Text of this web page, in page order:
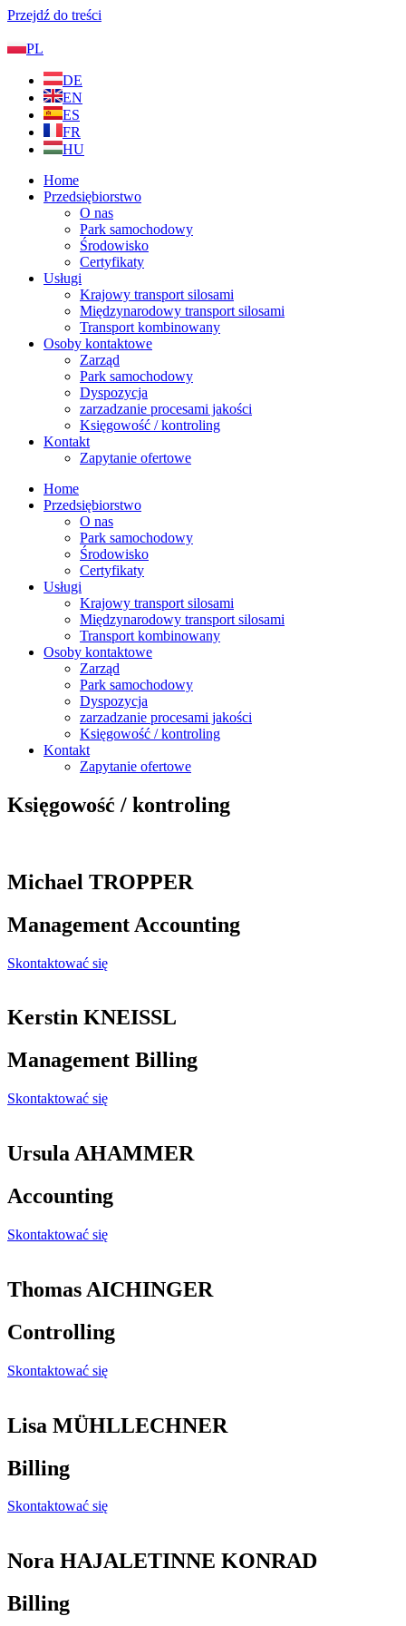
Przejdź do treści
PL
DE
EN
ES
FR
HU
Home
Przedsiębiorstwo
O nas
Park samochodowy
Środowisko
Certyfikaty
Usługi
Krajowy transport silosami
Międzynarodowy transport silosami
Transport kombinowany
Osoby kontaktowe
Zarząd
Park samochodowy
Dyspozycja
zarzadzanie procesami jakości
Księgowość / kontroling
Kontakt
Zapytanie ofertowe
Home
Przedsiębiorstwo
O nas
Park samochodowy
Środowisko
Certyfikaty
Usługi
Krajowy transport silosami
Międzynarodowy transport silosami
Transport kombinowany
Osoby kontaktowe
Zarząd
Park samochodowy
Dyspozycja
zarzadzanie procesami jakości
Księgowość / kontroling
Kontakt
Zapytanie ofertowe
Księgowość / kontroling
Michael TROPPER
Management Accounting
Skontaktować się
Kerstin KNEISSL
Management Billing
Skontaktować się
Ursula AHAMMER
Accounting
Skontaktować się
Thomas AICHINGER
Controlling
Skontaktować się
Lisa MÜHLLECHNER
Billing
Skontaktować się
Nora HAJALETINNE KONRAD
Billing